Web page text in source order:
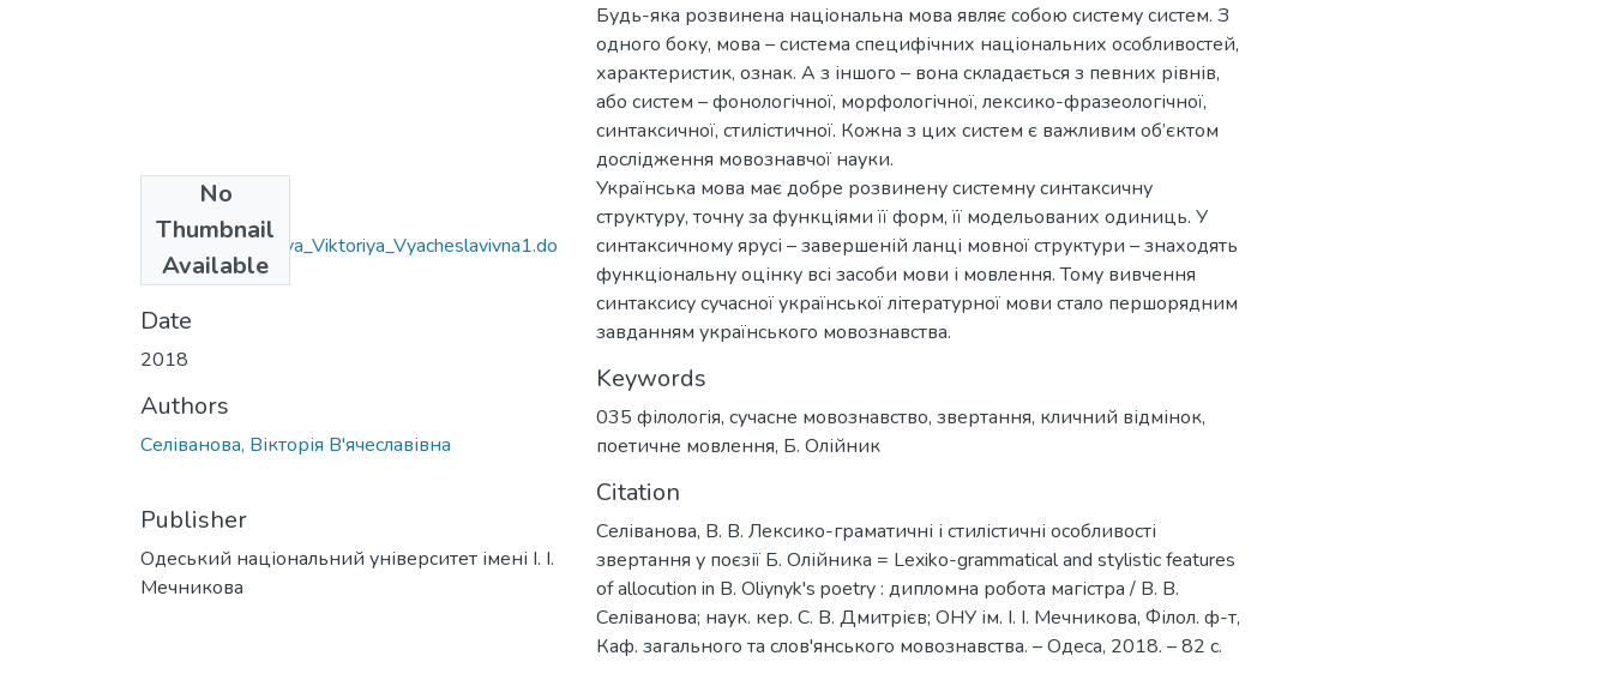
No
Thumbnail
Available
035.01_Selivanova_Viktoriya_Vyacheslavivna1.do
(48.88 KB)
Date
2018
Authors
Селіванова, Вікторія В'ячеславівна
Publisher
Одеський національний університет імені І. І.
Мечникова
Будь-яка розвинена національна мова являє собою систему систем. З
одного боку, мова – система специфічних національних особливостей,
характеристик, ознак. А з іншого – вона складається з певних рівнів,
або систем – фонологічної, морфологічної, лексико-фразеологічної,
синтаксичної, стилістичної. Кожна з цих систем є важливим об’єктом
дослідження мовознавчої науки.
Українська мова має добре розвинену системну синтаксичну
структуру, точну за функціями її форм, її модельованих одиниць. У
синтаксичному ярусі – завершеній ланці мовної структури – знаходять
функціональну оцінку всі засоби мови і мовлення. Тому вивчення
синтаксису сучасної української літературної мови стало першорядним
завданням українського мовознавства.
Keywords
035 філологія, сучасне мовознавство, звертання, кличний відмінок,
поетичне мовлення, Б. Олійник
Citation
Селіванова, В. В. Лексико-граматичні і стилістичні особливості
звертання у поєзії Б. Олійника = Lexiko-grammatical and stylistic features
of allocution in B. Oliynyk's poetry : дипломна робота магістра / В. В.
Селіванова; наук. кер. С. В. Дмитрієв; ОНУ ім. І. І. Мечникова, Філол. ф-т,
Каф. загального та слов'янського мовознавства. – Одеса, 2018. – 82 с.